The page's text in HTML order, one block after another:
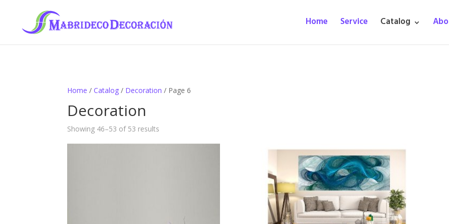
Home Service Catalog
Home /Catalog / Decoration / Page 6
Decoration
Showing 46–53 of 53 results